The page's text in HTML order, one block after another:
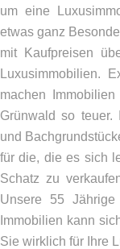
um eine
etwas ganz
mit Kaufpreisen
Luxusimmobilien.
machen
Grünwald so teuer.
und
für die, die es sich
Schatz zu
Unsere 55
Immobilien kann
Sie wirklich für Ihre